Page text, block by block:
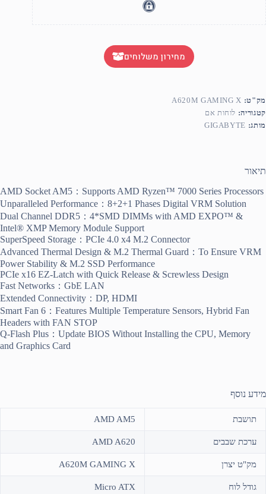
מחירון משלוחים
מק"ט: A620M GAMING X
קטגוריה: לוחות אם
מותג: GIGABYTE
תיאור
AMD Socket AM5：Supports AMD Ryzen™ 7000 Series Processors
Unparalleled Performance：8+2+1 Phases Digital VRM Solution
Dual Channel DDR5：4*SMD DIMMs with AMD EXPO™ &
Intel® XMP Memory Module Support
SuperSpeed Storage：PCIe 4.0 x4 M.2 Connector
Advanced Thermal Design & M.2 Thermal Guard：To Ensure VRM
Power Stability & M.2 SSD Performance
PCIe x16 EZ-Latch with Quick Release & Screwless Design
Fast Networks：GbE LAN
Extended Connectivity：DP, HDMI
Smart Fan 6：Features Multiple Temperature Sensors, Hybrid Fan
Headers with FAN STOP
Q-Flash Plus：Update BIOS Without Installing the CPU, Memory
and Graphics Card
מידע נוסף
תושבת AMD AM5
ערכת שבבים AMD A620
מק"ט יצרן A620M GAMING X
גודל לוח Micro ATX